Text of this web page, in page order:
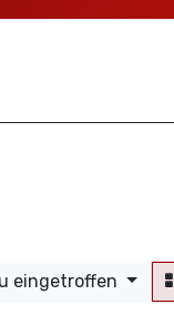
eingetroffen